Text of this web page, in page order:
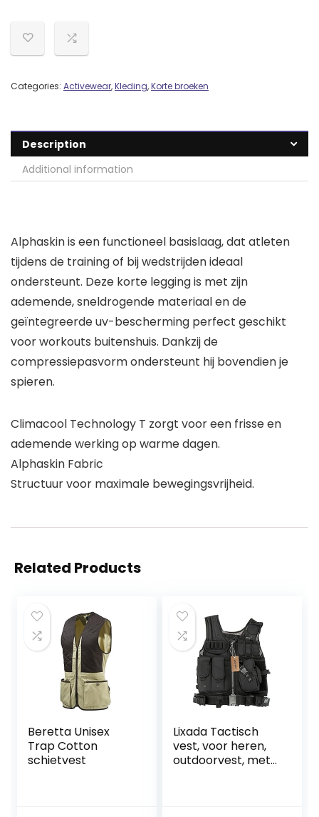
Categories: Activewear,Kleding,Korte broeken
Description
Additional information
Alphaskin is een functioneel basislaag, dat atleten
tijdens de training of bij wedstrijden ideaal
ondersteunt. Deze korte legging is met zijn
ademende, sneldrogende materiaal en de
geïntegreerde uv-bescherming perfect geschikt
voor workouts buitenshuis. Dankzij de
compressiepasvorm ondersteunt hij bovendien je
spieren.
Climacool Technology T zorgt voor een frisse en
ademende werking op warme dagen.
Alphaskin Fabric
Structuur voor maximale bewegingsvrijheid.
Related Products
Beretta Unisex
Trap Cotton
schietvest
Lixada Tactisch
vest, voor heren,
outdoorvest, met